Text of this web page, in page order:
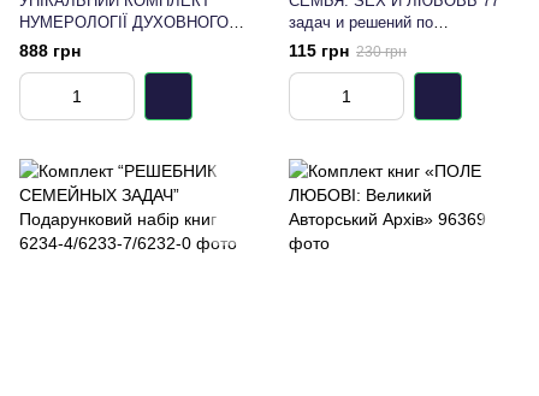
НУМЕРОЛОГІЇ ДУХОВНОГО
ТАРО
888 грн
задач и решений по
сексуальности и любви
115 грн 230 грн